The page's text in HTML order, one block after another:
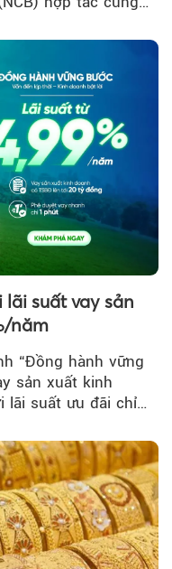
suất vay sản
năm
“Đồng hành vững
sản xuất kinh
lãi suất ưu đãi chỉ